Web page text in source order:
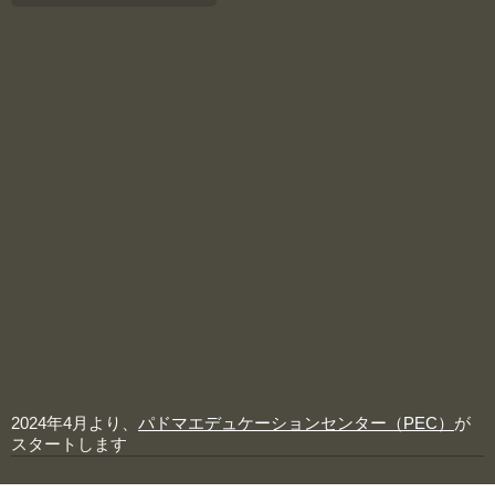
2024年4月より、 パドマエデュケーションセンター（PEC） が
スタートします